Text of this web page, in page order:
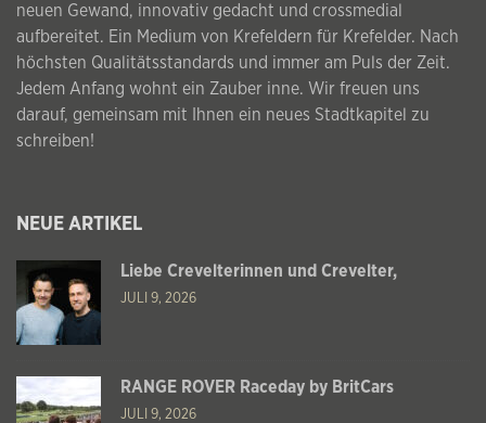
neuen Gewand, innovativ gedacht und crossmedial
aufbereitet. Ein Medium von Krefeldern für Krefelder. Nach
höchsten Qualitätsstandards und immer am Puls der Zeit.
Jedem Anfang wohnt ein Zauber inne. Wir freuen uns
darauf, gemeinsam mit Ihnen ein neues Stadtkapitel zu
schreiben!
NEUE ARTIKEL
Liebe Crevelterinnen und Crevelter,
JULI 9, 2026
RANGE ROVER Raceday by BritCars
JULI 9, 2026